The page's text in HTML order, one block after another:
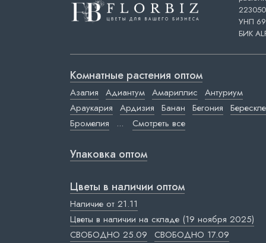
УНП
БИК
Комнатные растения оптом
Азалия Адиантум Амариллис Антуриум
Араукария Ардизия Банан Бегония
Бромелия
... Смотреть все
Упаковка оптом
Цветы в наличии оптом
Наличие от 21.11
Цветы в наличии на складе (19 ноября 2025)
СВОБОДНО 25.09 СВОБОДНО 17.09